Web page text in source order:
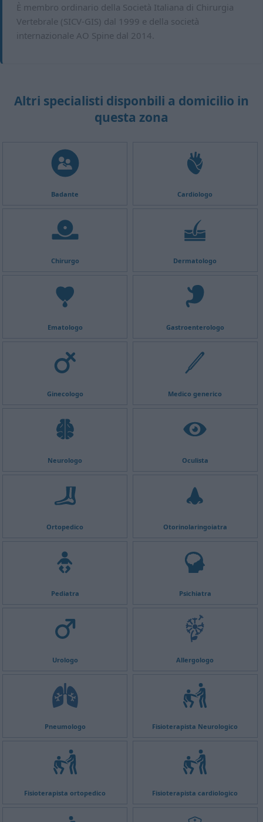
È membro ordinario della Società Italiana di Chirurgia
Vertebrale (SICV-GIS) dal 1999 e della società
internazionale AO Spine dal 2014.
Altri specialisti disponbili a domicilio in
questa zona
Badante Cardiologo
Chirurgo Dermatologo
Ematologo Gastroenterologo
Ginecologo Medico generico
Neurologo Oculista
Ortopedico Otorinolaringoiatra
Pediatra Psichiatra
Urologo Allergologo
Pneumologo Fisioterapista Neurologico
Fisioterapista ortopedico Fisioterapista cardiologico